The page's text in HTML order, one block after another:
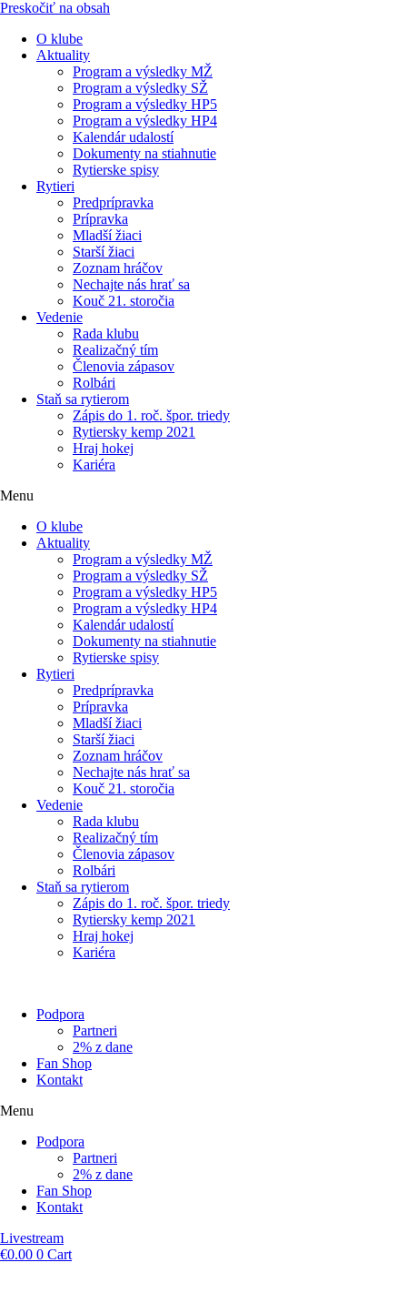
Preskočiť na obsah
O klube
Aktuality
Program a výsledky MŽ
Program a výsledky SŽ
Program a výsledky HP5
Program a výsledky HP4
Kalendár udalostí
Dokumenty na stiahnutie
Rytierske spisy
Rytieri
Predprípravka
Prípravka
Mladší žiaci
Starší žiaci
Zoznam hráčov
Nechajte nás hrať sa
Kouč 21. storočia
Vedenie
Rada klubu
Realizačný tím
Členovia zápasov
Rolbári
Staň sa rytierom
Zápis do 1. roč. špor. triedy
Rytiersky kemp 2021
Hraj hokej
Kariéra
Menu
O klube
Aktuality
Program a výsledky MŽ
Program a výsledky SŽ
Program a výsledky HP5
Program a výsledky HP4
Kalendár udalostí
Dokumenty na stiahnutie
Rytierske spisy
Rytieri
Predprípravka
Prípravka
Mladší žiaci
Starší žiaci
Zoznam hráčov
Nechajte nás hrať sa
Kouč 21. storočia
Vedenie
Rada klubu
Realizačný tím
Členovia zápasov
Rolbári
Staň sa rytierom
Zápis do 1. roč. špor. triedy
Rytiersky kemp 2021
Hraj hokej
Kariéra
Podpora
Partneri
2% z dane
Fan Shop
Kontakt
Menu
Podpora
Partneri
2% z dane
Fan Shop
Kontakt
Livestream
€0.00 0 Cart